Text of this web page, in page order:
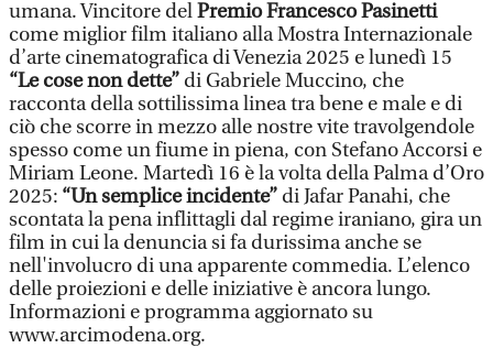
umana. Vincitore delPremio Francesco Pasinetti
come miglior film italiano alla Mostra Internazionale
d’arte cinematografica di Venezia 2025 e lunedì 15
“Le cose non dette” di Gabriele Muccino, che
racconta della sottilissima linea tra bene e male e di
ciò che scorre in mezzo alle nostre vite travolgendole
spesso come un fiume in piena, con Stefano Accorsi e
Miriam Leone. Martedì 16 è la volta della Palma d’Oro
2025: “Un semplice incidente” di Jafar Panahi, che
scontata la pena inflittagli dal regime iraniano, gira un
film in cui la denuncia si fa durissima anche se
nell'involucro di una apparente commedia. L’elenco
delle proiezioni e delle iniziative è ancora lungo.
Informazioni e programma aggiornato su
www.arcimodena.org.